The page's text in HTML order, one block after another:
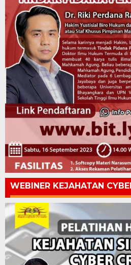
WEBINER KEJAHATAN